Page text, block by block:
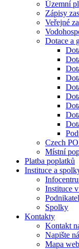
Územní
Zápisy
Veřejné
Dotace a
Czech
Místní
Platba poplatků
Instituce a
Instituce
Spolky
Kontakty
Kontakt
Napište
Mapa